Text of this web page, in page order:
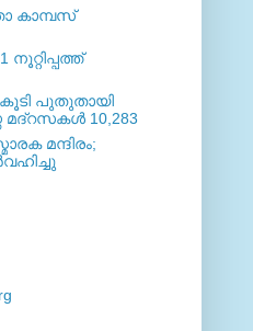
കാമ്പസ്
നൂറ്റിപ്പത്ത്
പുതുതായി
മദ്റസകള്‍ 10,283
മന്ദിരം;